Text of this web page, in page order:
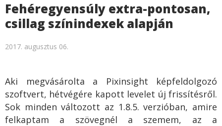
Fehéregyensúly extra-pontosan,
csillag színindexek alapján
2017. augusztus 06.
Aki megvásárolta a Pixinsight képfeldolgozó
szoftvert, hétvégére kapott levelet új frissítésről.
Sok minden változott az 1.8.5. verzióban, amire
felkaptam a szövegnél a szemem, az a